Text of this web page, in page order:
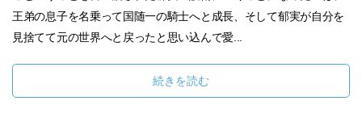
王弟の息子を名乗って国随一の騎士へと成長、そして郁実が自分を
見捨てて元の世界へと戻ったと思い込んで愛...
続きを読む